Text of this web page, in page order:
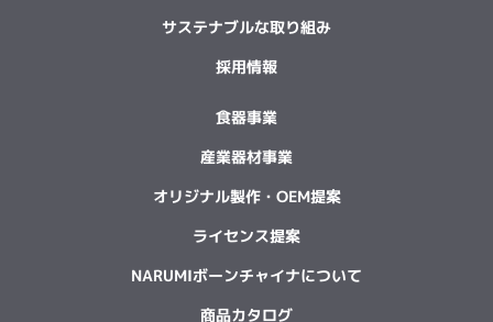
サステナブルな取り組み
採用情報
食器事業
産業器材事業
オリジナル製作・OEM提案
ライセンス提案
NARUMIボーンチャイナについて
商品カタログ